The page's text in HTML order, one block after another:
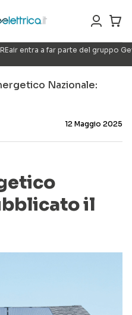
REair entra a far parte del gruppo
Nazionale:
12 Maggio 2025
il